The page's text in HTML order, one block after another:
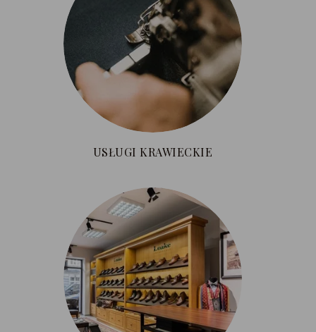
USŁUGI KRAWIECKIE